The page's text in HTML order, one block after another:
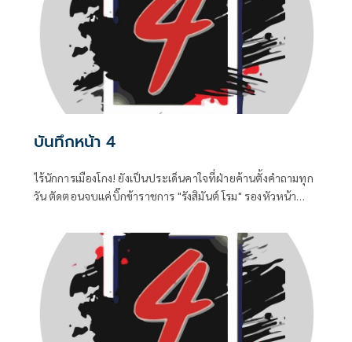
บันทึกหน้า 4
ไร้นักการเมืองโกง! ยังเป็นประเด็นคาใจที่ฝ่ายค้านตั้งคำถามทุก
วัน ตัดตอนจบแค่บิ๊กข้าราชการ "รังสิมันต์ โรม" รองหัวหน้า
กฎหมาย การยุติธรรรมและสิทธิมนุษยชน